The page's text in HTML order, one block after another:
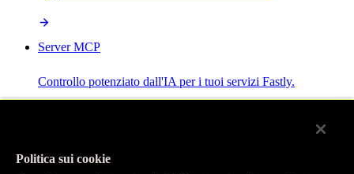
Server MCP
Controllo potenziato dall'IA per i tuoi servizi Fastly.
Politica sui cookie